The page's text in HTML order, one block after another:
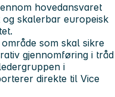
hovedansvaret
skalerbar europeisk
som skal sikre
gjennomføring i tråd
i
direkte til Vice